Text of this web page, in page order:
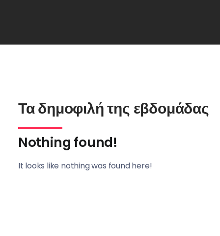
Τα δημοφιλή της εβδομάδας
Nothing found!
It looks like nothing was found here!